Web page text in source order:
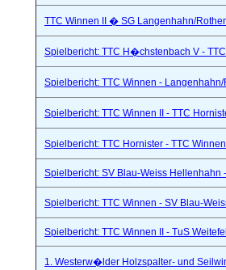
TTC Winnen II � SG Langenhahn/
Spielbericht: TTC H�chstenbach V -
Spielbericht: TTC Winnen -
Spielbericht: TTC Winnen II - TTC
Spielbericht: TTC Hornister - TTC
Spielbericht: SV Blau-Weiss Hellenhahn
Spielbericht: TTC Winnen - SV Blau-
Spielbericht: TTC Winnen II - TuS
1. Westerw�lder Holzspalter- und